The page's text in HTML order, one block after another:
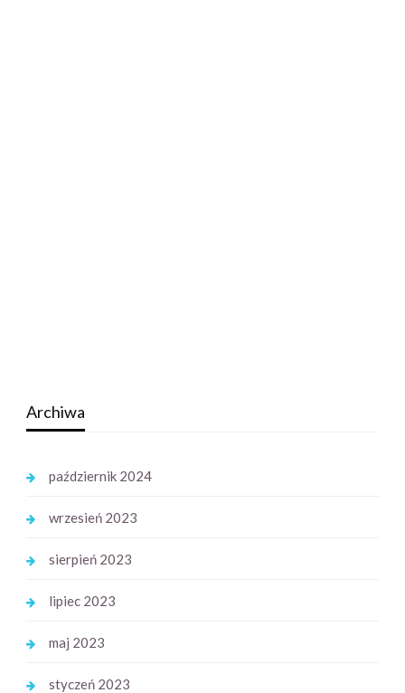
Archiwa
październik 2024
wrzesień 2023
sierpień 2023
lipiec 2023
maj 2023
styczeń 2023